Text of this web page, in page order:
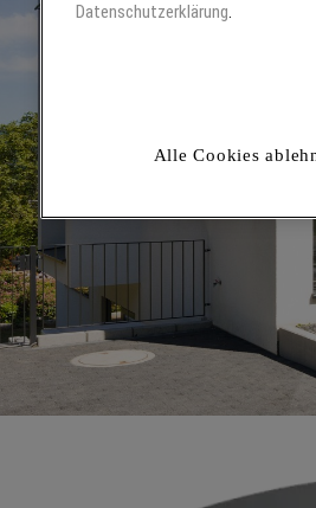
Datenschutzerklärung.
Alle Cookies